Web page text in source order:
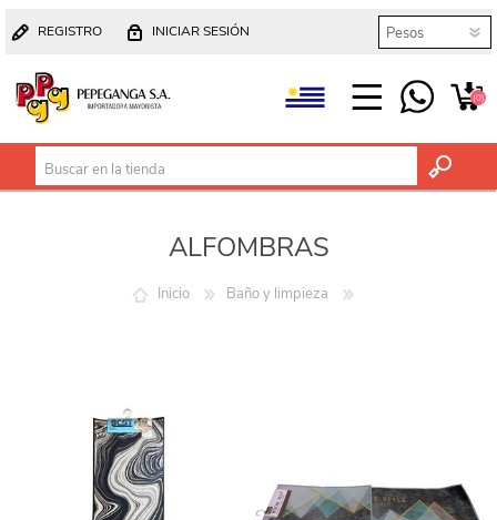
REGISTRO INICIAR SESIÓN
(0)
ALFOMBRAS
Inicio Baño y limpieza